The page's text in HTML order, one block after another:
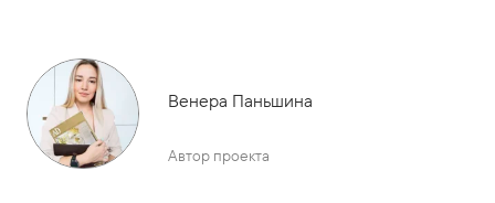
Венера Паньшина
Автор проекта